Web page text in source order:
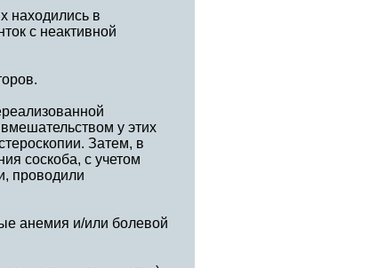
находились в
с неактивной
у этих
Затем, в
соскоба, с учетом
проводили
анемия и/или болевой